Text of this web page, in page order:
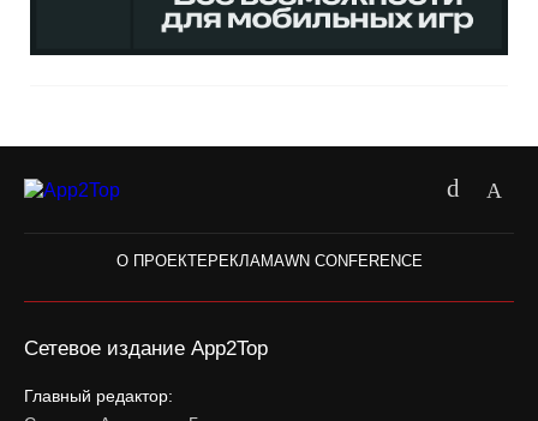
О ПРОЕКТЕ РЕКЛАМАWN CONFERENCE
Сетевое издание App2Top
Главный редактор: